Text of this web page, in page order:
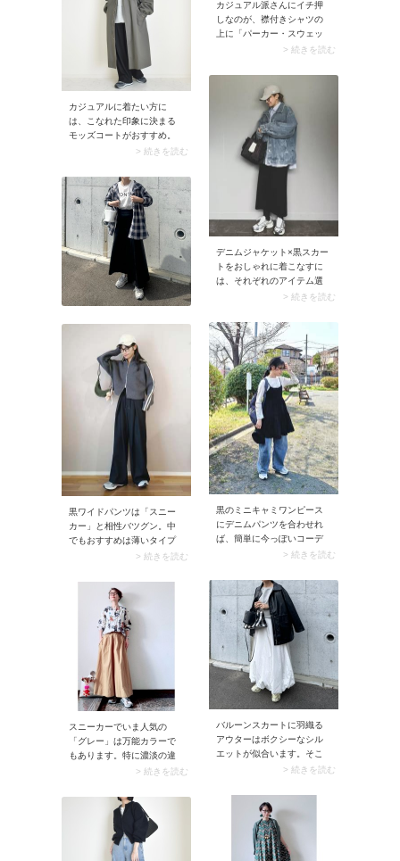
系を選ぶと、幅広いファッ
ションに合わせやすく便利
カジュアル派さんにイチ押
しなのが、襟付きシャツの
上に「パーカー・スウェッ
ト」を重ねる着こなし。こ
シャツをチラ見せすると清
潔感が加わり、ラフなパー
カーやスウェットのコーデ
がクリーンなルックスに。
またシャツはゆったりとし
たシルエットを選んでも
OK。爽やかなレイヤードコ
ーデに決まりますよ。
> 続きを読む
カジュアルに着たい方に
は、こなれた印象に決まる
モッズコートがおすすめ。
ナイロン素材なら軽量で持
あるものを選べば天候が不
安定な春に大活躍。しかも
パンツからスカート・ワン
ピースと幅広いアイテムに
マッチ。きれいめ派さんな
らセンタープレスパンツや
ローファーを合わせて大人
顔に。モッズコートをハズ
しとして取り入れるとコー
デに抜け感が生まれます
黄みを抑えたオリーブ寄り
のカーキも大人向き。ミリ
タリーな雰囲気がスタイリ
ングのアクセントになって
くれますよ。ブランドはモ
ードカジュアルが得意な
「HYKE（ハイク）」や、ユ
ニセックスなムードで着ら
れる「DANTON（ダント
ン）」、
「BEAUTY&YOUTH
UNITED ARROWS（ビュー
ティーアンドユースユナイ
テッドアロー）」、「ADAM
ペ）」などのセレクトショ
> 続きを読む
デニムジャケット×黒スカー
トをおしゃれに着こなすに
は、それぞれのアイテム選
びが肝心。デニムジャケッ
「オーバーサイズ・ボリュ
ーム袖」のデザイン。スナ
ップのようにシルエットや
袖がゆったりとしたデザイ
ンで取り入れることで、定
番のデニムジャケットが今
どきに決まります。黒スカ
ートはいま主流の「ロング
丈」を選びましょう。デニ
ムジャケットにロング丈の
黒タイトスカートを合わせ
ると大人カジュアルな装い
に。シンプルでサマになる
着こなしは大人にぴったり
です。反対に避けた方が無
難なのが、コンパクトなデ
ニムジャケットと半端な丈
取り入れると時代遅れのコ
ーデに見えそうです。
> 続きを読む
黒のミニキャミワンピース
にデニムパンツを合わせれ
ば、簡単に今っぽいコーデ
が完成。ラフなデニムがミ
るから、大人も気負いなく
着られます。黒キャミワン
ピースを引き立てるべく、
インナーにはすっきりとし
た白のロンT（長袖Tシャ
ツ）をセレクト。スニーカ
ーで抜け感をプラスする
と、こなれた大人カジュア
ルに仕上がりますよ。
> 続きを読む
黒ワイドパンツは「スニー
カー」と相性バツグン。中
でもおすすめは薄いタイプ
よりも、ゴツめなダッドス
スニーカーは重心が下がる
ため、黒ワイドパンツとバ
ランスよく決まります。ス
ポーティな雰囲気も加わ
り、黒ワイドパンツがスッ
キリまとまります。
> 続きを読む
バルーンスカートに羽織る
アウターはボクシーなシル
エットが似合います。そこ
でおすすめなのが「デニム
ット」。直線的なアウター
が丸みを帯びたスカートを
引き締めてスマートなルッ
クスに。このときジャケッ
トの前を開けて羽織ると着
> 続きを読む
スニーカーでいま人気の
「グレー」は万能カラーで
もあります。特に濃淡の違
うグレーが入ったスニーカ
たっぷり。スモーキーなグ
レーには落ち着いた雰囲気
があるので、50代女性が履
くスニーカーとしてうって
つけ。おまけに汚れも目立
> 続きを読む